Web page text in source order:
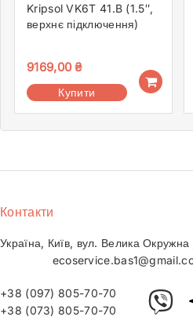
Kripsol VK6T 41.B (1.5″,
верхнє підключення)
9169,00₴
Купити
Контакти
Україна, Київ, вул. Велика
+38 (097) 805-70-70
+38 (073) 805-70-70